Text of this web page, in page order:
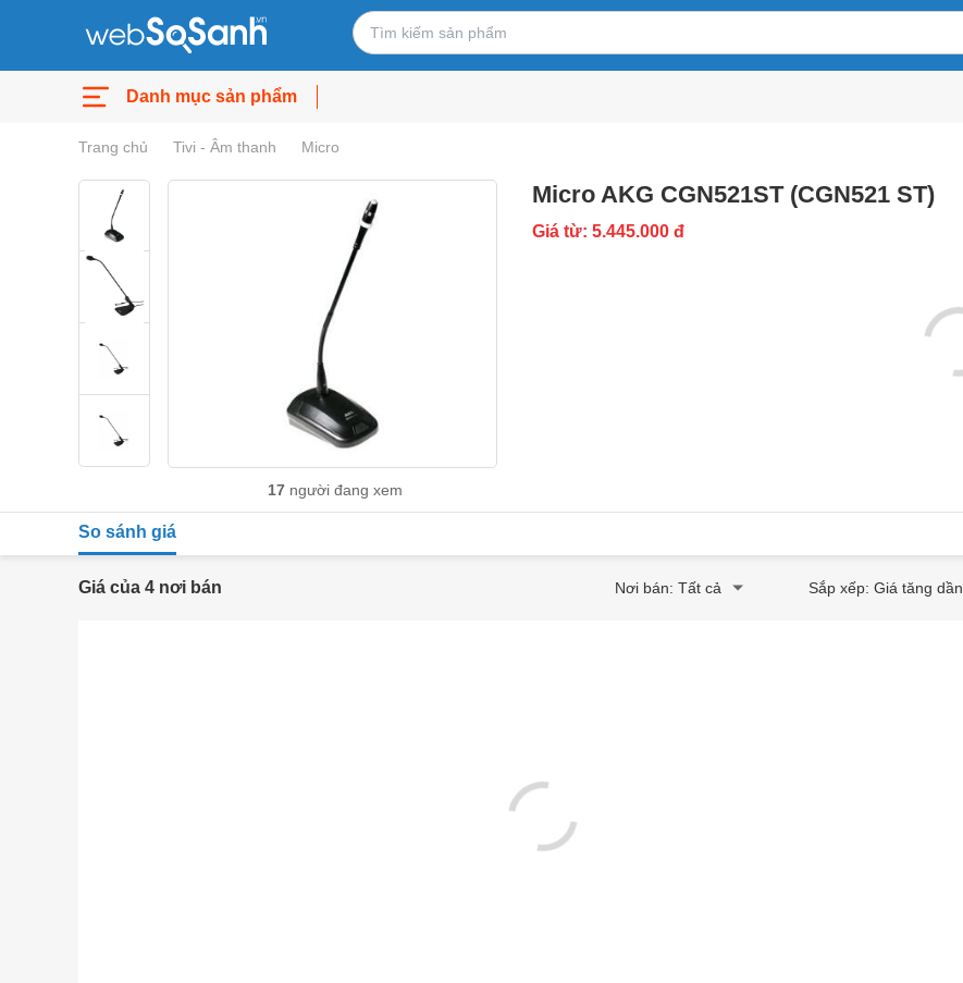
Danh mục sản phẩm
Trang chủ Tivi - Âm thanh Micro
17 người đang xem
Micro AKG CGN521ST (CGN521 ST)
Giá từ: 5.445.000 đ
So sánh giá
Giá của 4 nơi bán Nơi bán: Tất cả Sắp xếp: Giá tăng dần